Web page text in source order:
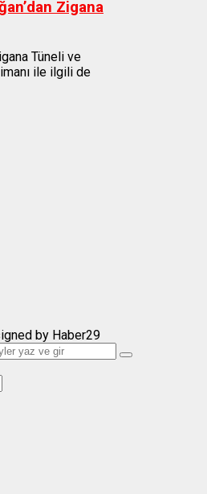
Zigana
Tüneli ve
ile ilgili de
by Haber29